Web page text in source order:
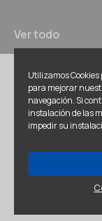
Utilizamos
para mejorar
navegación. Si
instalación de las
impedir su
Ver todo